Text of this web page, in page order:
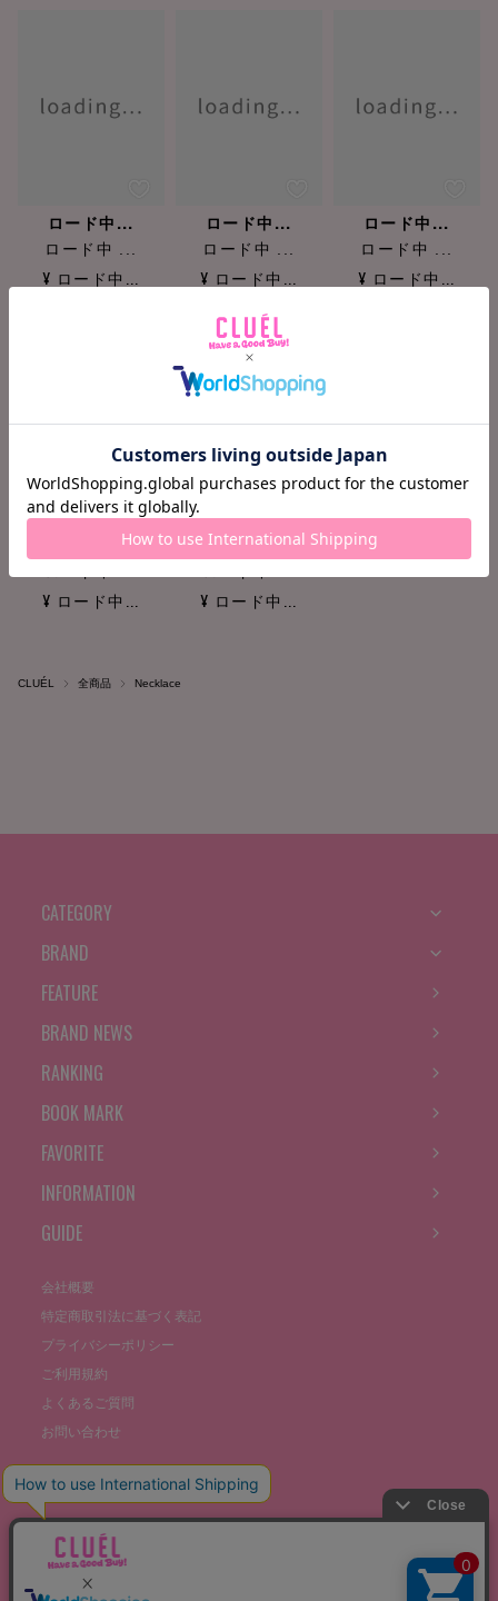
ロード中...
ロード中 ...
¥ ロード中...
ロード中...
ロード中 ...
¥ ロード中...
ロード中...
ロード中 ...
¥ ロード中...
ロード中...
¥ ロード中...
ロード中...
¥ ロード中...
CLUÉL 全商品 Necklace
CATEGORY
BRAND
FEATURE
BRAND NEWS
RANKING
BOOK MARK
FAVORITE
INFORMATION
GUIDE
会社概要
特定商取引法に基づく表記
プライバシーポリシー
ご利用規約
よくあるご質問
お問い合わせ
©THE STOCKS CO., LTD